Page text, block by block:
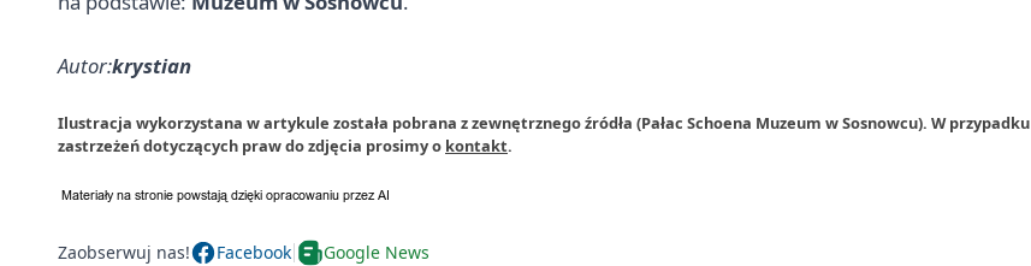
Autor:krystian
Ilustracja wykorzystana w artykule została pobrana z zewnętrznego źródła (Pałac Schoena Muzeum w Sosnowcu). W przypadku
zastrzeżeń dotyczących praw do zdjęcia prosimy o kontakt.
Zaobserwuj nas! Facebook Google News